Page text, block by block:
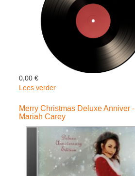
0,00 €
Lees verder
Emancipation
Of
Mimi
Mariah
Carey
Merry Christmas Deluxe Anniver -
Mariah Carey